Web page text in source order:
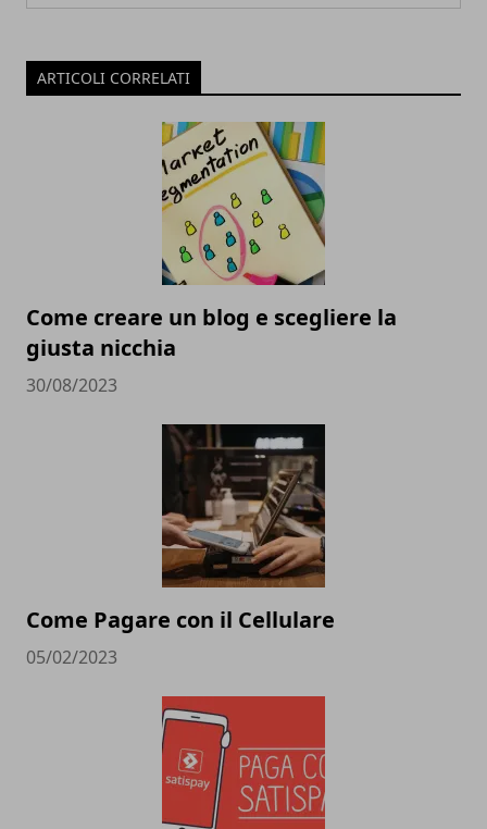
ARTICOLI CORRELATI
Come creare un blog e scegliere la
giusta nicchia
30/08/2023
Come Pagare con il Cellulare
05/02/2023